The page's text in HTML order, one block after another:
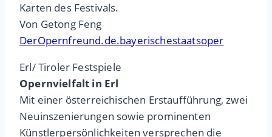
Karten des Festivals.
Von Getong Feng
DerOpernfreund.de.bayerischestaatsoper
Erl/ Tiroler Festspiele
Opernvielfalt in Erl
Mit einer österreichischen Erstaufführung, zwei
Neuinszenierungen sowie prominenten
Künstlerpersönlichkeiten versprechen die